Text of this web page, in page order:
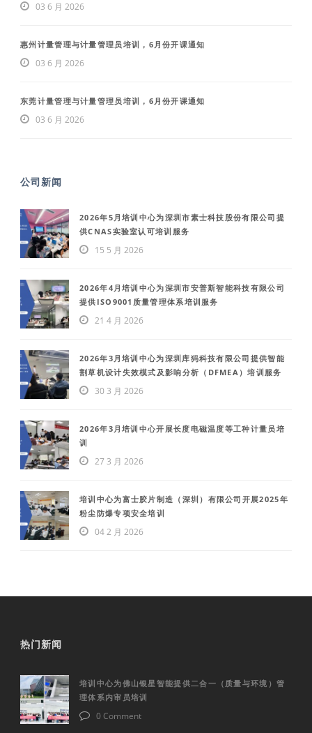
03 6 月 2026
惠州计量管理与计量管理员培训，6月份开课通知
03 6 月 2026
东莞计量管理与计量管理员培训，6月份开课通知
03 6 月 2026
公司新闻
2026年5月培训中心为深圳市素士科技股份有限公司提
供CNAS实验室认可培训服务
15 5 月 2026
2026年4月培训中心为深圳市安普斯智能科技有限公司
提供ISO9001质量管理体系培训服务
21 4 月 2026
2026年3月培训中心为深圳库犸科技有限公司提供智能
割草机设计失效模式及影响分析（DFMEA）培训服务
30 3 月 2026
2026年3月培训中心开展长度电磁温度等工种计量员培
训
27 3 月 2026
培训中心为富士胶片制造（深圳）有限公司开展2025年
粉尘防爆专项安全培训
04 2 月 2026
热门新闻
培训中心为佛山银星智能提供二合一（质量与环境）管
理体系内审员培训
0 Comment